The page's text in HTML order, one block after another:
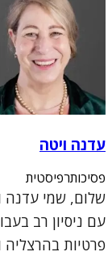
עדנה ויטה
פסיכותרפיסטית
שלום, שמי עדנה
עם ניסיון רב
פרטיות בהרצליה